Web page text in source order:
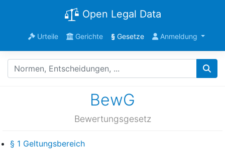
Open Legal Data
Urteile Gerichte §Gesetze Anmeldung
BewG
Bewertungsgesetz
§ 1 Geltungsbereich